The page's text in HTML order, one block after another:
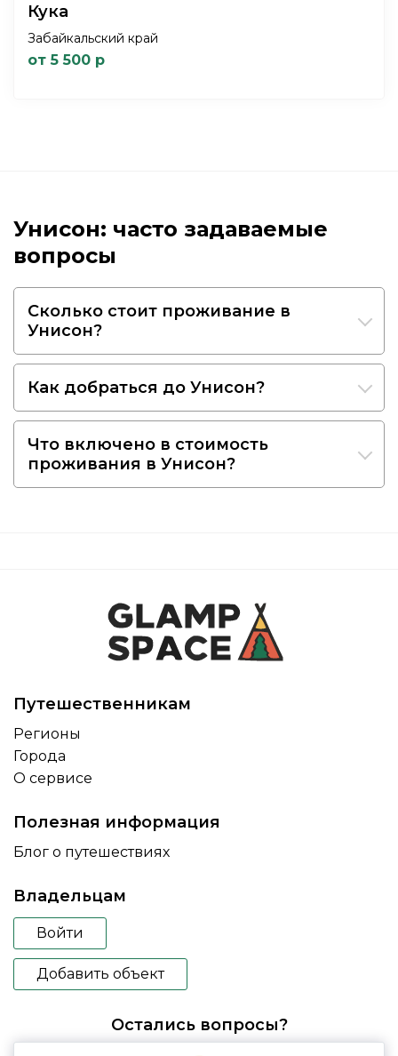
Кука
Забайкальский край
от 5 500 р
Унисон: часто задаваемые
вопросы
Сколько стоит проживание в
Унисон?
Как добраться до Унисон?
Что включено в стоимость
проживания в Унисон?
Путешественникам
Регионы
Города
О сервисе
Полезная информация
Блог о путешествиях
Владельцам
Войти
Добавить объект
Остались вопросы?